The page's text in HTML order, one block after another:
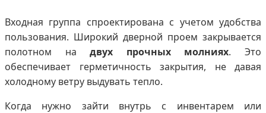
Входная группа спроектирована с учетом удобства
пользования. Широкий дверной проем закрывается
полотном надвух прочных молниях. Это
обеспечивает герметичность закрытия, не давая
холодному ветру выдувать тепло.
Когда нужно зайти внутрь с инвентарем или